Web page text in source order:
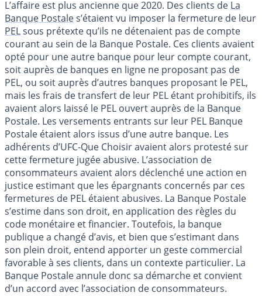
L’affaire est plus ancienne que 2020. Des clients de La
Banque Postales’étaient vu imposer la fermeture de leur
PELsous prétexte qu’ils ne détenaient pas de compte
courant au sein de la Banque Postale. Ces clients avaient
opté pour une autre banque pour leur compte courant,
soit auprès de banques en ligne ne proposant pas de
PEL, ou soit auprès d’autres banques proposant le PEL,
mais les frais de transfert de leur PEL étant prohibitifs, ils
avaient alors laissé le PEL ouvert auprès de la Banque
Postale. Les versements entrants sur leur PEL Banque
Postale étaient alors issus d’une autre banque. Les
adhérents d’UFC-Que Choisir avaient alors protesté sur
cette fermeture jugée abusive. L’association de
consommateurs avaient alors déclenché une action en
justice estimant que les épargnants concernés par ces
fermetures de PEL étaient abusives. La Banque Postale
s’estime dans son droit, en application des règles du
code monétaire et financier. Toutefois, la banque
publique a changé d’avis, et bien que s’estimant dans
son plein droit, entend apporter un geste commercial
favorable à ses clients, dans un contexte particulier. La
Banque Postale annule donc sa démarche et convient
d’un accord avec l’association de consommateurs.